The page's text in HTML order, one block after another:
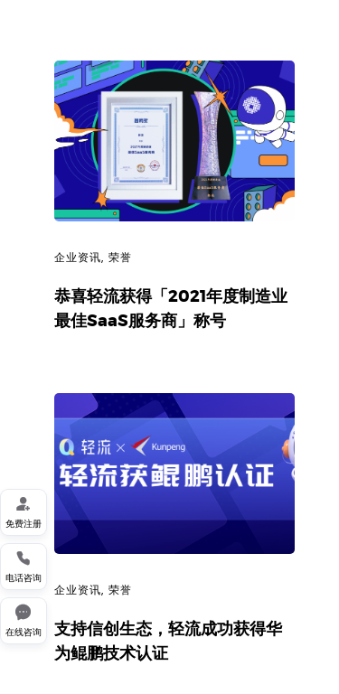
企业资讯 荣誉
恭喜轻流获得「2021年度制造业
最佳SaaS服务商」称号
企业资讯, 荣誉
支持信创生态，轻流成功获得华
为鲲鹏技术认证

免费注册

电话咨询

在线咨询